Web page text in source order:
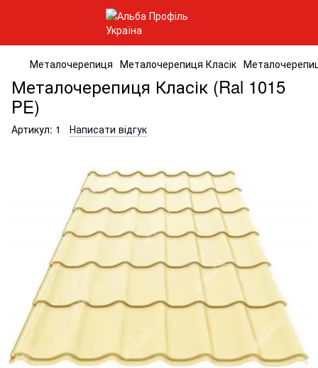
Металочерепиця Металочерепиця Класік
Металочерепиця Класік (Ral 1015
PE)
Артикул: 1 Написати відгук